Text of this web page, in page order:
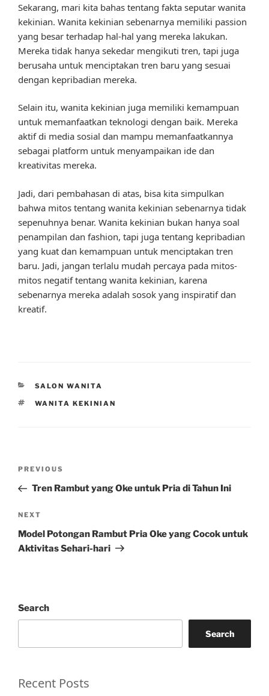
Sekarang, mari kita bahas tentang fakta seputar wanita
kekinian. Wanita kekinian sebenarnya memiliki passion
yang besar terhadap hal-hal yang mereka lakukan.
Mereka tidak hanya sekedar mengikuti tren, tapi juga
berusaha untuk menciptakan tren baru yang sesuai
dengan kepribadian mereka.
Selain itu, wanita kekinian juga memiliki kemampuan
untuk memanfaatkan teknologi dengan baik. Mereka
aktif di media sosial dan mampu memanfaatkannya
sebagai platform untuk menyampaikan ide dan
kreativitas mereka.
Jadi, dari pembahasan di atas, bisa kita simpulkan
bahwa mitos tentang wanita kekinian sebenarnya tidak
sepenuhnya benar. Wanita kekinian bukan hanya soal
penampilan dan fashion, tapi juga tentang kepribadian
yang kuat dan kemampuan untuk menciptakan tren
baru. Jadi, jangan terlalu mudah percaya pada mitos-
mitos negatif tentang wanita kekinian, karena
sebenarnya mereka adalah sosok yang inspiratif dan
kreatif.
CATEGORIES
SALON WANITA
TAGS
WANITA KEKINIAN
Previous
Post
PREVIOUS
Tren Rambut yang Oke untuk Pria di Tahun Ini
Next
Post
NEXT
Model Potongan Rambut Pria Oke yang Cocok untuk
Aktivitas Sehari-hari
Search
Search
Recent Posts